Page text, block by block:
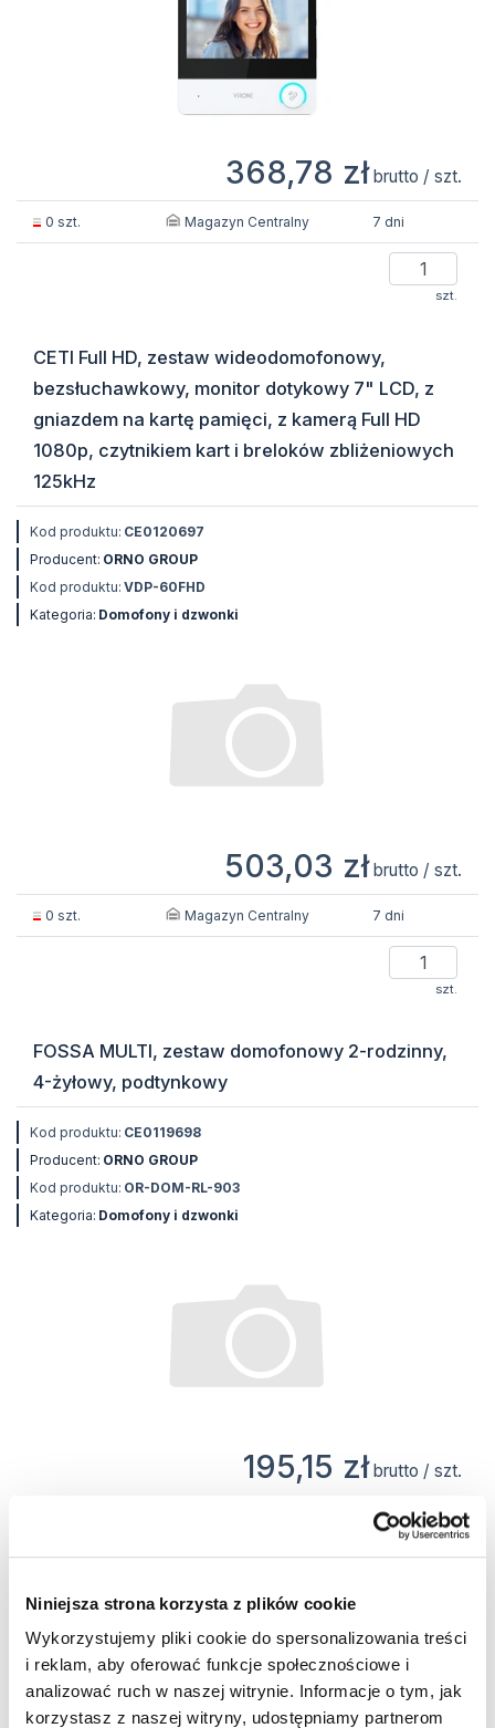
Niniejsza strona korzysta z plików cookie
Wykorzystujemy pliki cookie do spersonalizowania treści
i reklam, aby oferować funkcje społecznościowe i
analizować ruch w naszej witrynie. Informacje o tym, jak
korzystasz z naszej witryny, udostępniamy partnerom
368,78 zł brutto / szt.
0 szt. Magazyn Centralny 7 dni
szt.
CETI Full HD, zestaw wideodomofonowy,
bezsłuchawkowy, monitor dotykowy 7" LCD, z
gniazdem na kartę pamięci, z kamerą Full HD
1080p, czytnikiem kart i breloków zbliżeniowych
125kHz
Kod produktu: CE0120697
Producent: ORNO GROUP
Kod produktu: VDP-60FHD
Kategoria: Domofony i dzwonki
503,03 zł brutto / szt.
0 szt. Magazyn Centralny 7 dni
szt.
FOSSA MULTI, zestaw domofonowy 2-rodzinny,
4-żyłowy, podtynkowy
Kod produktu: CE0119698
Producent: ORNO GROUP
Kod produktu: OR-DOM-RL-903
Kategoria: Domofony i dzwonki
195,15 zł brutto / szt.
Daszek ochronny do wideodomofonów i
domofonów, natynkowy, czarny